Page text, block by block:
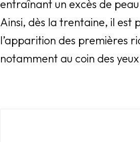
entraînant un excès de
Ainsi, dès la trentaine, il est
l’apparition des premières
notamment au coin des